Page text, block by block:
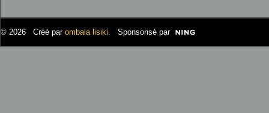
© 2026 Créé par ombala lisiki. Sponsorisé par